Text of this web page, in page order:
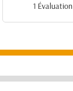
1 Évaluation